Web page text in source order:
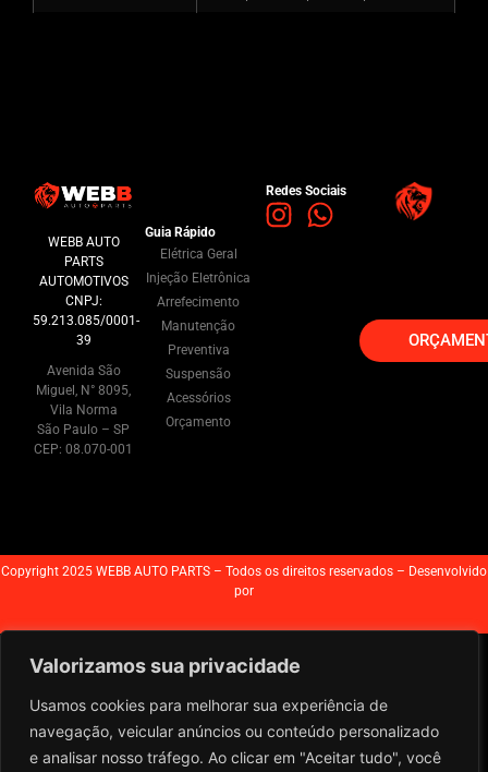
Valorizamos sua privacidade
Usamos cookies para melhorar sua experiência de
navegação, veicular anúncios ou conteúdo personalizado
e analisar nosso tráfego. Ao clicar em "Aceitar tudo", você
WEBB AUTO
PARTS
AUTOMOTIVOS
CNPJ:
59.213.085/0001-
39
Avenida São
Miguel, N° 8095,
Vila Norma
São Paulo – SP
CEP: 08.070-001
Guia Rápido
Elétrica Geral
Injeção Eletrônica
Arrefecimento
Manutenção
Preventiva
Suspensão
Acessórios
Orçamento
Redes Sociais
Copyright 2025 WEBB AUTO PARTS – Todos os direitos reservados – Desenvolvido
por